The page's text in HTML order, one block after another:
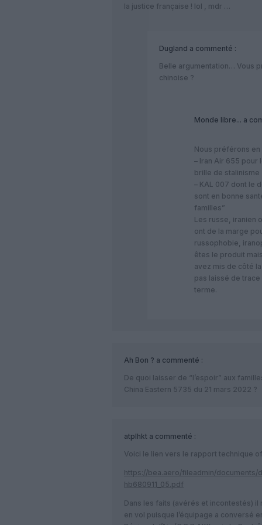
la justice française ! lol , mdr …
Dugland a commenté :
Belle argumentation… Vous
chinoise ?
Monde libre... a
Nous préférons
– Iran Air 655 pour
brille de stalinisme
– KAL 007 dont le
sont en bonne
familles”
Les russe, iranien
ont de la marge
russophobie,
êtes le produit
avez mis de côté
pas laissé de
terme.
Ah Bon ? a commenté :
De quoi laisser de “l’espoir” aux
China Eastern 5735 du 21 mars 2022 ?
atplhkt a commenté :
Voici le lien vers le rapport technique
https://bea.aero/fileadmin/
hb680911_05.pdf
Dans les faits (avérés et incontestés) il
en vol puisque l’équipage a conversé